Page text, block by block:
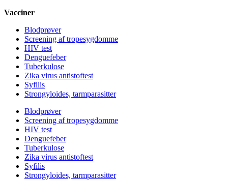
Vacciner
Blodprøver
Screening af tropesygdomme
HIV test
Denguefeber
Tuberkulose
Zika virus antistoftest
Syfilis
Strongyloides, tarmparasitter
Blodprøver
Screening af tropesygdomme
HIV test
Denguefeber
Tuberkulose
Zika virus antistoftest
Syfilis
Strongyloides, tarmparasitter